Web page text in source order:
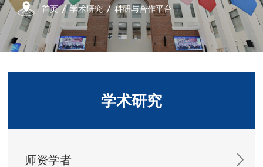
首页 学术研究 科研与合作平台
学术研究
师资学者